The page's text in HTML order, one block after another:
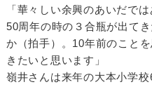
「華々しい余興のあいだで
50周年の時の３合瓶が出て
か（拍手）。10年前のこと
きたいと思います」
嶺井さんは来年の大本小学